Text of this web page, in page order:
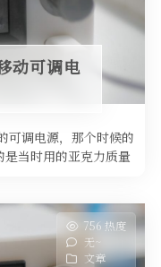
动可调电
可调电源，那个时候的
当时用的亚克力质量
756 热度
无~
文章